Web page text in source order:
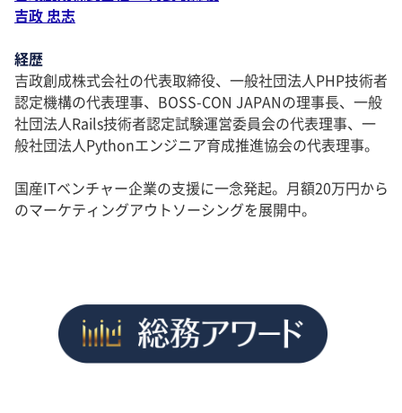
吉政 忠志
経歴
吉政創成株式会社の代表取締役、一般社団法人PHP技術者
認定機構の代表理事、BOSS-CON JAPANの理事長、一般
社団法人Rails技術者認定試験運営委員会の代表理事、一
般社団法人Pythonエンジニア育成推進協会の代表理事。
国産ITベンチャー企業の支援に一念発起。月額20万円から
のマーケティングアウトソーシングを展開中。